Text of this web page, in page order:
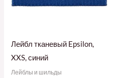
Лейбл тканевый Epsilon,
XXS, синий
Лейблы и шильды